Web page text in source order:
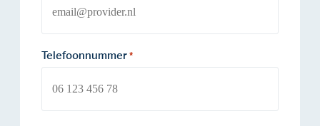
Telefoonnummer *